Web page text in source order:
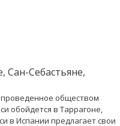
Сан-Себастьяне,
проведенное обществом
обойдется в Таррагоне,
в Испании предлагает свои